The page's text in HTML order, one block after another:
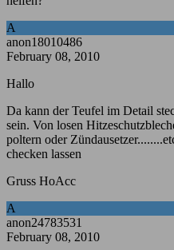
A
anon18010486
February 08, 2010
Hallo
Da kann der Teufel im Detail
sein. Von losen
poltern oder
checken lassen
Gruss HoAcc
A
anon24783531
February 08, 2010